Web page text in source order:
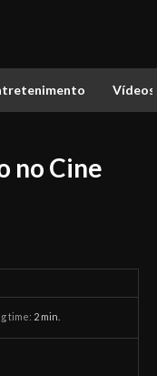
Vídeos
no Cine
time: 2 min.